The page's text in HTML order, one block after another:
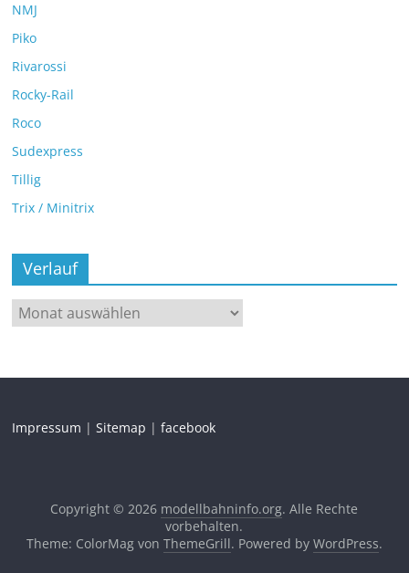
NMJ
Piko
Rivarossi
Rocky-Rail
Roco
Sudexpress
Tillig
Trix / Minitrix
Verlauf
Impressum |Sitemap |facebook
Copyright © 2026 modellbahninfo.org. Alle Rechte
vorbehalten.
Theme: ColorMag von ThemeGrill. Powered by WordPress.